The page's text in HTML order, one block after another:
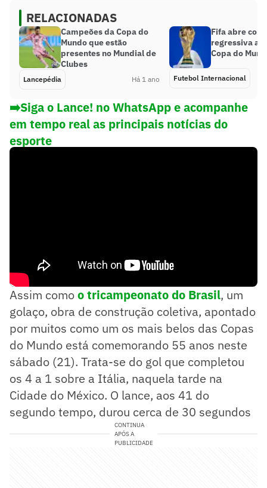
RELACIONADAS
Campeões da Copa do
Mundo que estão
presentes no Mundial de
Clubes
Lancepédia Há 1 ano
Fifa abre
regressiva a
Copa do
Futebol Internacional
➡️Siga o Lance! no WhatsApp e acompanhe
em tempo real as principais notícias do
esporte
Assim comoo tricampeonato do Brasil, um
golaço, obra de construção coletiva, apontado
por muitos como um os mais belos das Copas
do Mundo está comemorando 55 anos neste
sábado (21). Trata-se do gol que completou
os 4 a 1 sobre a Itália, naquela tarde na
Cidade do México. O lance, aos 41 do
segundo tempo, durou cerca de 30 segundos
CONTINUA
APÓS A
PUBLICIDADE